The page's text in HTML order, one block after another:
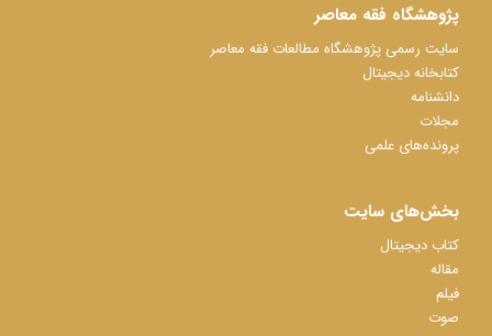
پژوهشگاه فقه معاصر
سایت رسمی پژوهشگاه مطالعات فقه معاصر
کتابخانه دیجیتال
دانشنامه
مجلات
پرونده‌های علمی
بخش‌های سایت
کتاب دیجیتال
مقاله
فیلم
صوت